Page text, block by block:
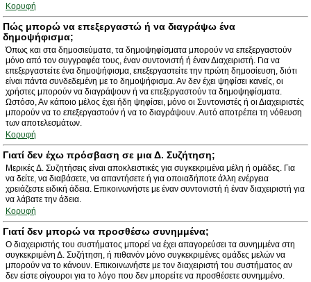
Κορυφή
Πώς μπορώ να επεξεργαστώ ή να διαγράψω ένα
δημοψήφισμα;
Όπως και στα δημοσιεύματα, τα δημοψηφίσματα μπορούν να επεξεργαστούν
μόνο από τον συγγραφέα τους, έναν συντονιστή ή έναν Διαχειριστή. Για να
επεξεργαστείτε ένα δημοψήφισμα, επεξεργαστείτε την πρώτη δημοσίευση, διότι
είναι πάντα συνδεδεμένη με το δημοψήφισμα. Αν δεν έχει ψηφίσει κανείς, οι
χρήστες μπορούν να διαγράψουν ή να επεξεργαστούν τα δημοψηφίσματα.
Ωστόσο, Αν κάποιο μέλος έχει ήδη ψηφίσει, μόνο οι Συντονιστές ή οι Διαχειριστές
μπορούν να το επεξεργαστούν ή να το διαγράψουν. Αυτό αποτρέπει τη νόθευση
των αποτελεσμάτων.
Κορυφή
Γιατί δεν έχω πρόσβαση σε μια Δ. Συζήτηση;
Μερικές Δ. Συζητήσεις είναι αποκλειστικές για συγκεκριμένα μέλη ή ομάδες. Για
να δείτε, να διαβάσετε, να απαντήσετε ή για οποιαδήποτε άλλη ενέργεια
χρειάζεστε ειδική άδεια. Επικοινωνήστε με έναν συντονιστή ή έναν διαχειριστή για
να λάβατε την άδεια.
Κορυφή
Γιατί δεν μπορώ να προσθέσω συνημμένα;
Ο διαχειριστής του συστήματος μπορεί να έχει απαγορεύσει τα συνημμένα στη
συγκεκριμένη Δ. Συζήτηση, ή πιθανόν μόνο συγκεκριμένες ομάδες μελών να
μπορούν να το κάνουν. Επικοινωνήστε με τον διαχειριστή του συστήματος αν
δεν είστε σίγουροι για το λόγο που δεν μπορείτε να προσθέσετε συνημμένο.